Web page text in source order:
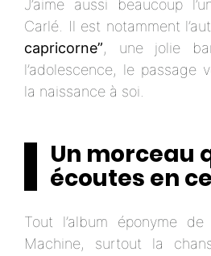
J’aime aussi beaucoup
Carlé. Il est notamment
capricorne”, une jolie
l’adolescence, le passage
la naissance à soi.
Un morceau
écoutes en
Tout l’album éponyme
Machine, surtout la